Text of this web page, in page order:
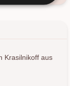
Krasilnikoff aus